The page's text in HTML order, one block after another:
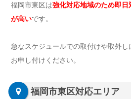
福岡市東区は強化対応地域のため即
が高いです。
急なスケジュールでの取付けや取外
お申し付けください。
福岡市東区対応エリア